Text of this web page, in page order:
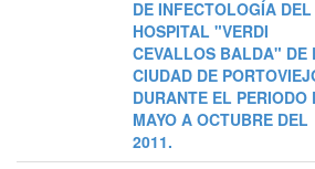
DE INFECTOLOGÍA DEL
HOSPITAL "VERDI
CEVALLOS BALDA" DE
CIUDAD DE
DURANTE EL PERIODO
MAYO A OCTUBRE DEL
2011.